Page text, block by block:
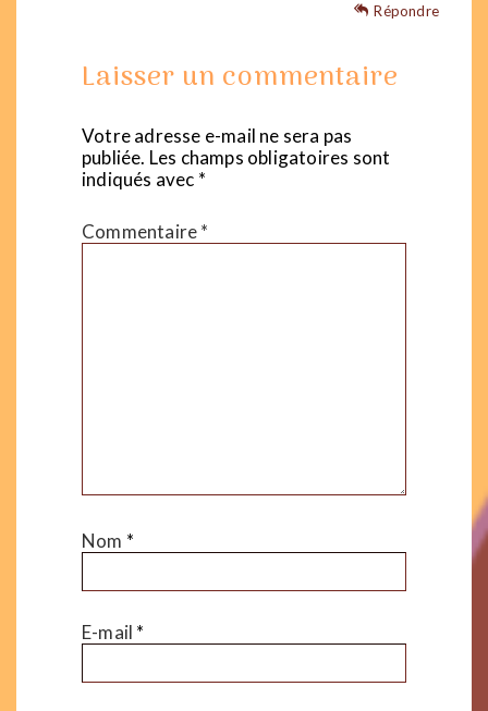
Répondre
Laisser un commentaire
Votre adresse e-mail ne sera pas
publiée. Les champs obligatoires sont
indiqués avec *
Commentaire*
Nom *
E-mail *